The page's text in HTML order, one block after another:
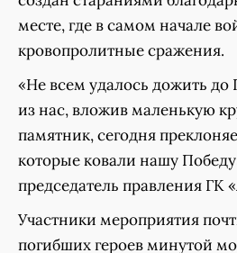
месте, где в самом начале
кровопролитные сражения.
«Не всем удалось дожить
из нас, вложив маленькую
памятник, сегодня
которые ковали нашу
председатель правления ГК
Участники мероприятия
погибших героев минутой